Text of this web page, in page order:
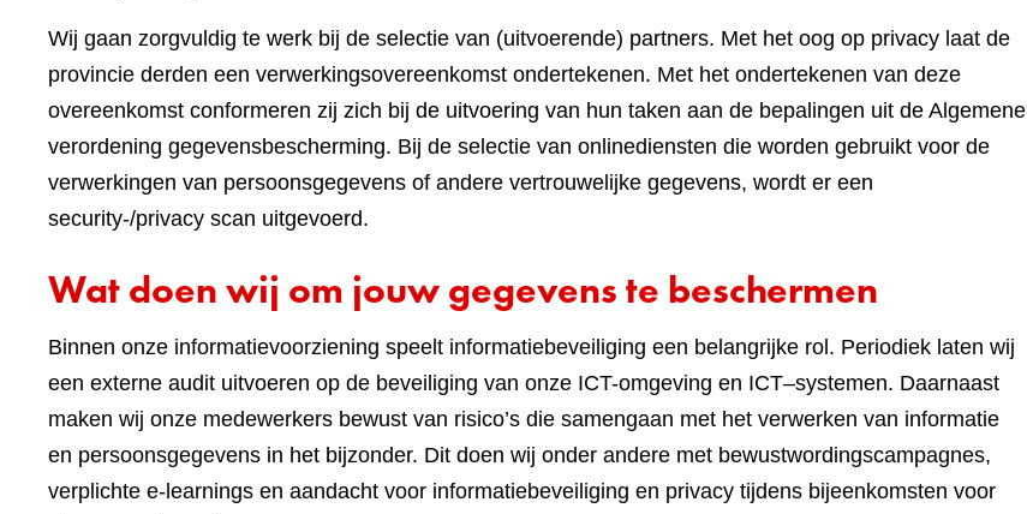
Wij gaan zorgvuldig te werk bij de selectie van (uitvoerende) partners. Met het oog op privacy laat de
provincie derden een verwerkingsovereenkomst ondertekenen. Met het ondertekenen van deze
overeenkomst conformeren zij zich bij de uitvoering van hun taken aan de bepalingen uit de Algemene
verordening gegevensbescherming. Bij de selectie van onlinediensten die worden gebruikt voor de
verwerkingen van persoonsgegevens of andere vertrouwelijke gegevens, wordt er een
security-/privacy scan uitgevoerd.
Wat doen wij om jouw gegevens te beschermen
Binnen onze informatievoorziening speelt informatiebeveiliging een belangrijke rol. Periodiek laten wij
een externe audit uitvoeren op de beveiliging van onze ICT-omgeving en ICT–systemen. Daarnaast
maken wij onze medewerkers bewust van risico’s die samengaan met het verwerken van informatie
en persoonsgegevens in het bijzonder. Dit doen wij onder andere met bewustwordingscampagnes,
verplichte e-learnings en aandacht voor informatiebeveiliging en privacy tijdens bijeenkomsten voor